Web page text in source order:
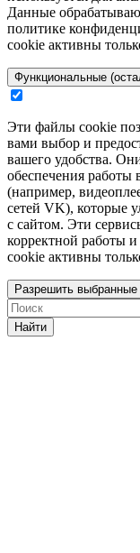
Данные
политике
cookie активны
Функциональные
Эти файлы cookie
вами выбор и
вашего удобства.
обеспечения работы
(например,
сетей VK), которые
с сайтом. Эти
корректной работы
cookie активны
Разрешить выбранные
Найти